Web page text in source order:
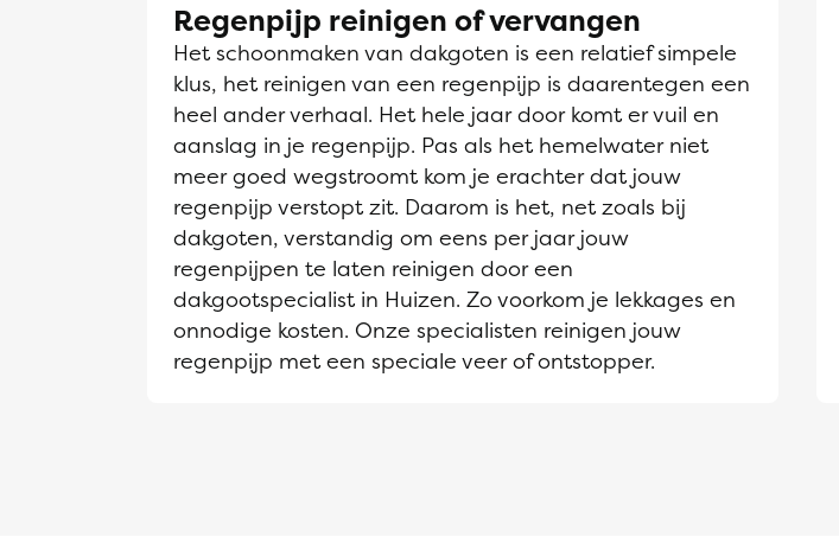
Regenpijp reinigen of vervangen
Het schoonmaken van dakgoten is een relatief simpele
klus, het reinigen van een regenpijp is daarentegen een
heel ander verhaal. Het hele jaar door komt er vuil en
aanslag in je regenpijp. Pas als het hemelwater niet
meer goed wegstroomt kom je erachter dat jouw
regenpijp verstopt zit. Daarom is het, net zoals bij
dakgoten, verstandig om eens per jaar jouw
regenpijpen te laten reinigen door een
dakgootspecialist in Huizen. Zo voorkom je lekkages en
onnodige kosten. Onze specialisten reinigen jouw
regenpijp met een speciale veer of ontstopper.